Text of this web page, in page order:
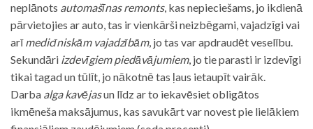
neplānots automašīnas remonts, kas nepieciešams, jo ikdienā
pārvietojies ar auto, tas ir vienkārši neizbēgami, vajadzīgi vai
arīmedicīniskām vajadzībām, jo tas var apdraudēt veselību.
Sekundāri izdevīgiem piedāvājumiem, jo tie parasti ir izdevīgi
tikai tagad un tūlīt, jo nākotnē tas ļaus ietaupīt vairāk.
Darba alga kavējasun līdz ar to iekavēsiet obligātos
ikmēneša maksājumus, kas savukārt var novest pie lielākiem